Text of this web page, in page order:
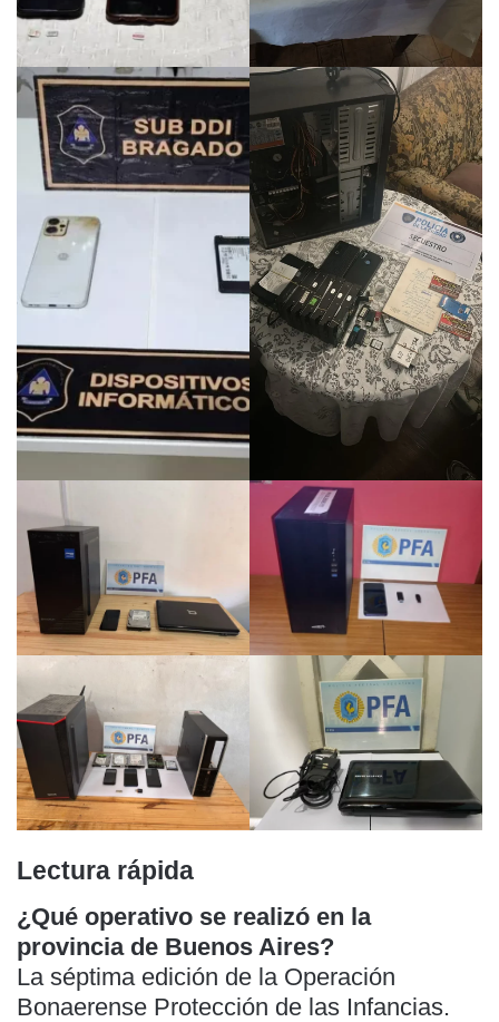
Lectura rápida
¿Qué operativo se realizó en la
provincia de Buenos Aires?
La séptima edición de la Operación
Bonaerense Protección de las Infancias.